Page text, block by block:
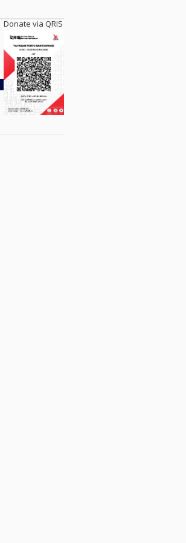
Donate via QRIS